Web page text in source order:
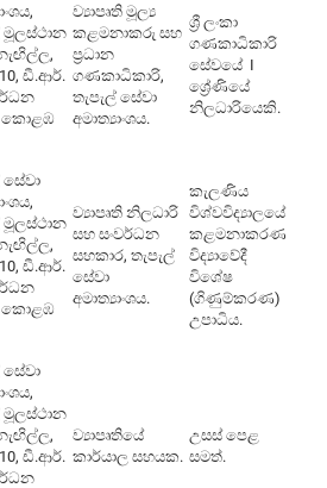
මූලස්ථාන
ඩී.ආර්.
කොළඹ
ව්‍යාපෘති මූල්‍ය
කළමනාකරු සහ
ප්‍රධාන
ගණකාධිකාරි,
තැපැල් සේවා
අමාත්‍යාංශය.
ශ්‍රී ලංකා
ගණකාධිකාරි
සේවයේ I
ශ්‍රේණියේ
නිලධාරියෙකි.
සේවා
මූලස්ථාන
ඩී.ආර්.
කොළඹ
ව්‍යාපෘති නිලධාරි
සහ සංවර්ධන
සහකාර, තැපැල්
සේවා
අමාත්‍යාංශය.
කැලණිය
විශ්වවිද්‍යාලයේ
කළමනාකරණ
විද්‍යාවේදී
විශේෂ
(ගිණුම්කරණ)
උපාධිය.
සේවා
මූලස්ථාන
ඩී.ආර්.
ව්‍යාපෘතියේ
කාර්යාල සහයක.
උසස් පෙළ
සමත්.